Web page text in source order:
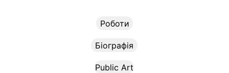
Роботи
Біографія
Public Art